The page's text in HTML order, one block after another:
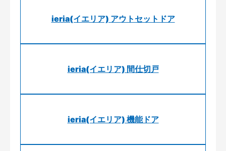
ieria(イエリア) アウトセットドア
ieria(イエリア) 間仕切戸
ieria(イエリア) 機能ドア